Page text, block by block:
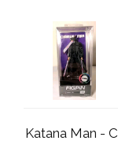
Katana Man -